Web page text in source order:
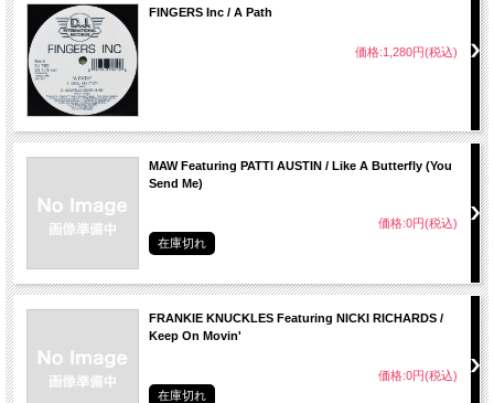
FINGERS Inc / A Path
価格:1,280円(税込)
MAW Featuring PATTI AUSTIN / Like A Butterfly (You
Send Me)
価格:0円(税込)
在庫切れ
FRANKIE KNUCKLES Featuring NICKI RICHARDS /
Keep On Movin'
価格:0円(税込)
在庫切れ